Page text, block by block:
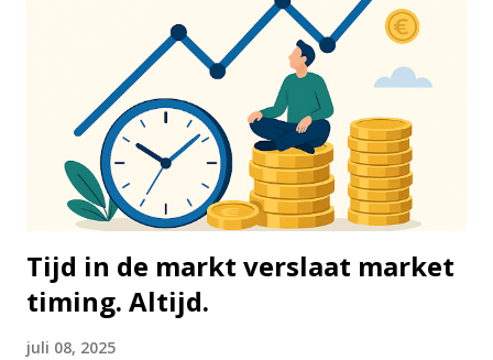
en lifestyle, en 20% naar sparen of het aflossen van
schulden. Het mooie is dat deze methode op elk
inkomensniveau toepasbaar is. Of je nu €1.500 of €5.000
netto per maand verdient, de verhouding blijft hetzelfde.
De eerste categorie, 50%, is bedoeld voor je vaste lasten
en noodzakelijke uitgaven. Denk hierbij aan je huur of
hypotheek, energiekosten, water, internet, boodschappen,
Tijd in de markt verslaat market
timing. Altijd.
juli 08, 2025